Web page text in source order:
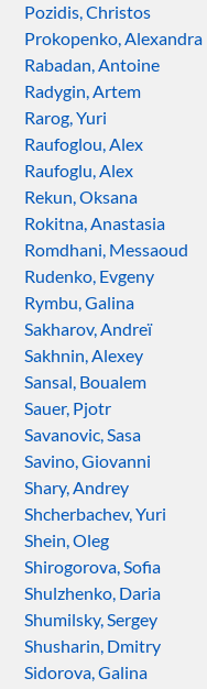
Pozidis, Christos
Prokopenko, Alexandra
Rabadan, Antoine
Radygin, Artem
Rarog, Yuri
Raufoglou, Alex
Raufoglu, Alex
Rekun, Oksana
Rokitna, Anastasia
Romdhani, Messaoud
Rudenko, Evgeny
Rymbu, Galina
Sakharov, Andreï
Sakhnin, Alexey
Sansal, Boualem
Sauer, Pjotr
Savanovic, Sasa
Savino, Giovanni
Shary, Andrey
Shcherbachev, Yuri
Shein, Oleg
Shirogorova, Sofia
Shulzhenko, Daria
Shumilsky, Sergey
Shusharin, Dmitry
Sidorova, Galina